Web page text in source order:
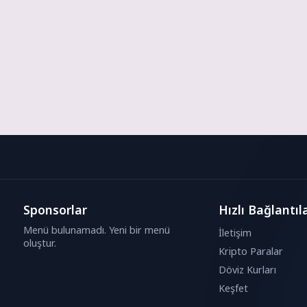
Sponsorlar
Menü bulunamadı. Yeni bir menü
oluştur.
Hızlı
İletişim
Kripto Paralar
Döviz Kurları
Keşfet